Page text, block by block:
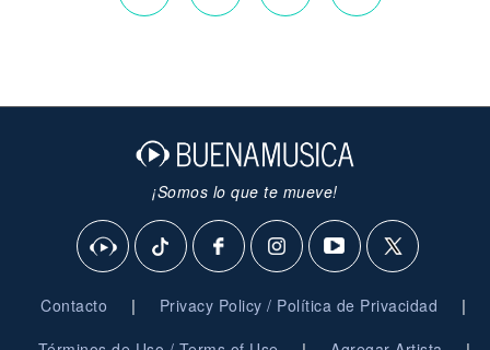
¡Somos lo que te mueve!
Contacto | Privacy Policy / Política de Privacidad |